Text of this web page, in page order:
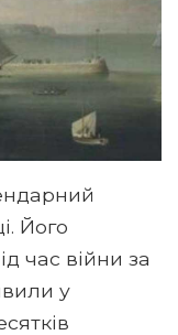
Його
час війни за
у